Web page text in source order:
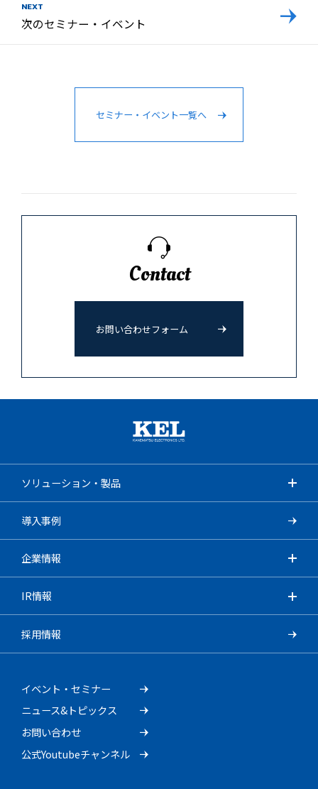
NEXT
次のセミナー・イベント
セミナー・イベント一覧へ
Contact
お問い合わせフォーム
ソリューション・製品
導入事例
企業情報
IR情報
採用情報
イベント・セミナー
ニュース&トピックス
お問い合わせ
公式Youtubeチャンネル